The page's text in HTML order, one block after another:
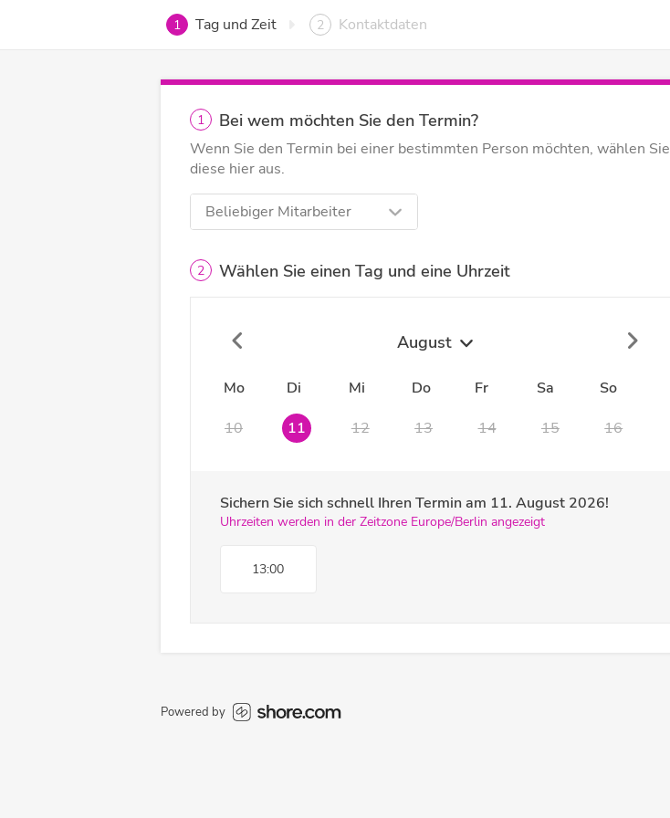
1 Tag und Zeit 2 Kontaktdaten
1 Bei wem möchten Sie den Termin?
Wenn Sie den Termin bei einer bestimmten Person möchten, wählen Sie
diese hier aus.
Beliebiger Mitarbeiter
2 Wählen Sie einen Tag und eine Uhrzeit
August
Mo Di Mi Do Fr Sa
So
10
11 12 13 14 15 16
Sichern Sie sich schnell Ihren Termin am 11. August 2026!
Uhrzeiten werden in der Zeitzone Europe/Berlin angezeigt
13:00
Powered by